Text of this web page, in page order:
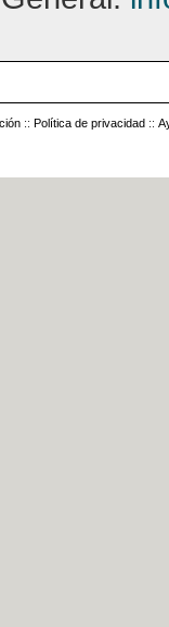
:: Política de privacidad ::